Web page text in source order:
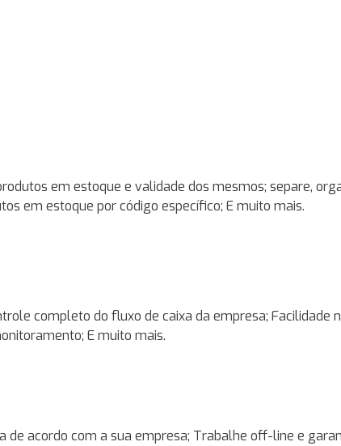
em estoque e validade dos mesmos; separe,
em estoque por código específico; E muito mais.
completo do fluxo de caixa da empresa; Facilidade
E muito mais.
de acordo com a sua empresa; Trabalhe off-line e